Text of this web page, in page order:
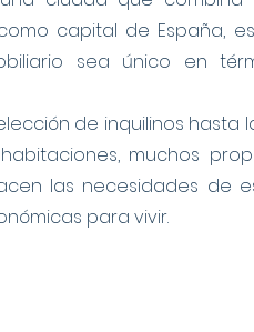
capital de España,
sea único en
de inquilinos hasta
muchos
las necesidades de
para vivir.